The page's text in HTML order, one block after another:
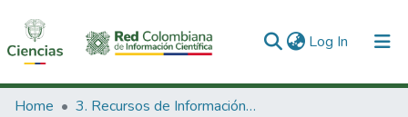
Log In (current)
Communities & Collections
Home
3. Recursos de Información Científica y Tecnológica